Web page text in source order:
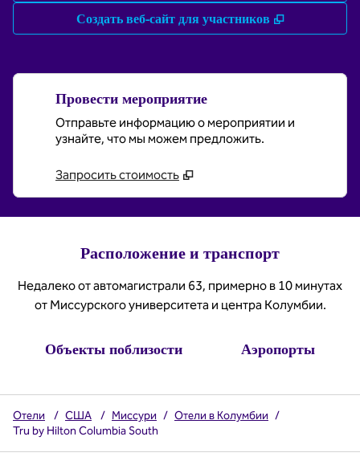
Создать веб-сайт для участников
,
Провести мероприятие
Отправьте информацию о мероприятии и
узнайте, что мы можем предложить.
Запросить стоимость
Расположение и транспорт
Недалеко от автомагистрали 63, примерно в 10 минутах
от Миссурского университета и центра Колумбии.
Объекты поблизости Аэропорты
Отели / США / Миссури / Отели в Колумбии /
Tru by Hilton Columbia South